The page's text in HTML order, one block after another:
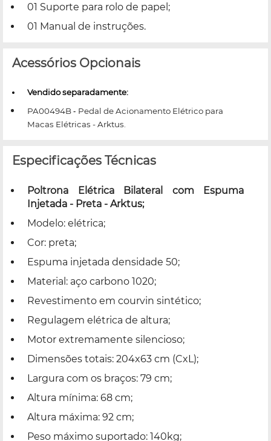
01 Suporte para rolo de papel;
01 Manual de instruções.
Acessórios Opcionais
Vendido separadamente:
PA00494B - Pedal de Acionamento Elétrico para
Macas Elétricas - Arktus.
Especificações Técnicas
Poltrona Elétrica Bilateral com Espuma
Injetada - Preta - Arktus;
Modelo: elétrica;
Cor: preta;
Espuma injetada densidade 50;
Material: aço carbono 1020;
Revestimento em courvin sintético;
Regulagem elétrica de altura;
Motor extremamente silencioso;
Dimensões totais: 204x63 cm (CxL);
Largura com os braços: 79 cm;
Altura mínima: 68 cm;
Altura máxima: 92 cm;
Peso máximo suportado: 140kg;